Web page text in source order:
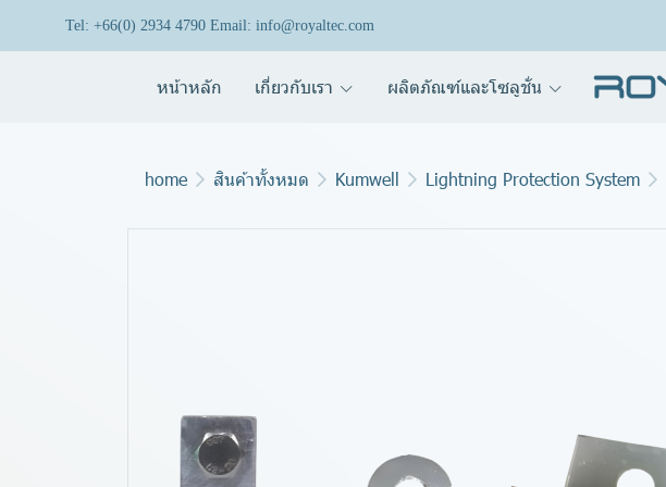
Tel: +66(0) 2934 4790 Email: info@royaltec.com
หน้าหลัก เกี่ยวกับเรา ผลิตภัณฑ์และโซลูชั่น
home สินค้าทั้งหมด Kumwell Lightning Protection System